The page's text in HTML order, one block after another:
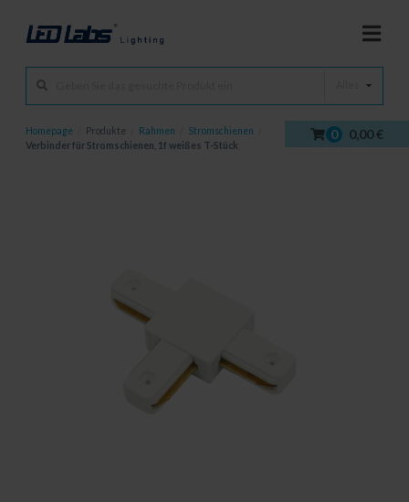
0 0,00 €
Homepage Produkte Rahmen Stromschienen
Verbinder für Stromschienen, 1f weißes T-Stück